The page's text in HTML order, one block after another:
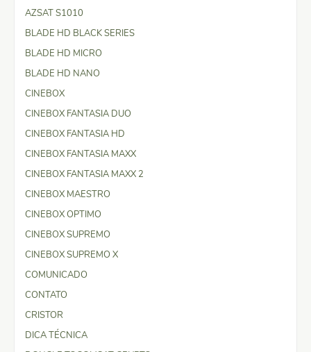
AZSAT S1010
BLADE HD BLACK SERIES
BLADE HD MICRO
BLADE HD NANO
CINEBOX
CINEBOX FANTASIA DUO
CINEBOX FANTASIA HD
CINEBOX FANTASIA MAXX
CINEBOX FANTASIA MAXX 2
CINEBOX MAESTRO
CINEBOX OPTIMO
CINEBOX SUPREMO
CINEBOX SUPREMO X
COMUNICADO
CONTATO
CRISTOR
DICA TÉCNICA